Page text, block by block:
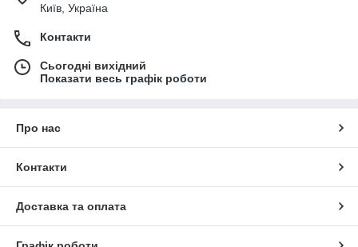
Київ, Україна
Контакти
Сьогодні вихідний
Показати весь графік роботи
Про нас
Контакти
Доставка та оплата